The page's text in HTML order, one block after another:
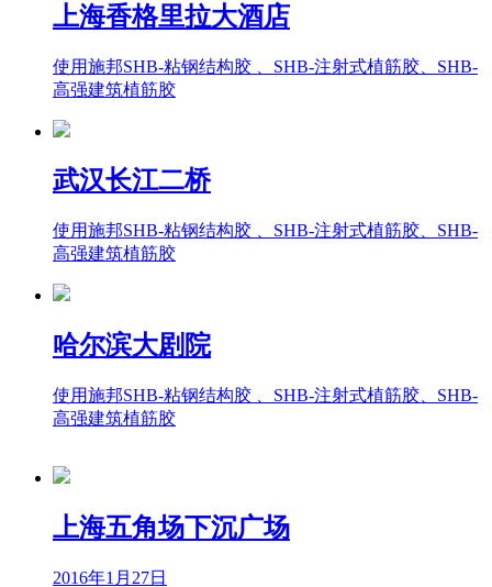
上海香格里拉大酒店
使用施邦SHB-粘钢结构胶 、SHB-注射式植筋胶、SHB-
高强建筑植筋胶
武汉长江二桥
使用施邦SHB-粘钢结构胶 、SHB-注射式植筋胶、SHB-
高强建筑植筋胶
哈尔滨大剧院
使用施邦SHB-粘钢结构胶 、SHB-注射式植筋胶、SHB-
高强建筑植筋胶
上海五角场下沉广场
2016年1月27日